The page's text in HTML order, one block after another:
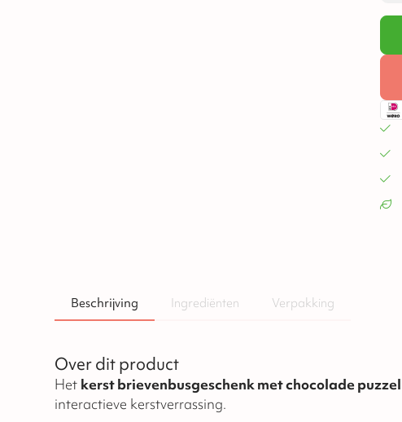
Beschrijving Ingrediënten Verpakking
Over dit product
Het kerst brievenbusgeschenk met chocolade puzzel
interactieve kerstverrassing.